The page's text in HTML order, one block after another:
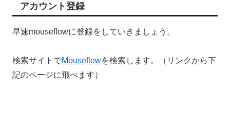
アカウント登録
早速mouseflowに登録をしていきましょう。
検索サイトでMouseflowを検索します。（リンクから下
記のページに飛べます）